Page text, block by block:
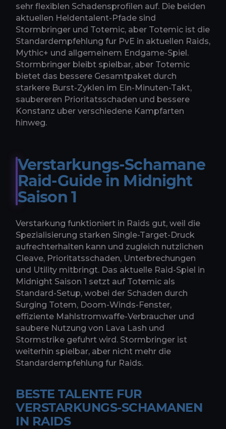
sehr flexiblen Schadensprofilen auf. Die beiden
aktuellen Heldentalent-Pfade sind
Stormbringer und Totemic, aber Totemic ist die
Standardempfehlung fur PvE in aktuellen Raids,
Mythic+ und allgemeinem Endgame-Spiel.
Stormbringer bleibt spielbar, aber Totemic
bietet das bessere Gesamtpaket durch
starkere Burst-Zyklen im Ein-Minuten-Takt,
saubereren Prioritatsschaden und bessere
Konstanz uber verschiedene Kampfarten
hinweg.
Verstarkungs-Schamane
Raid-Guide in Midnight
Saison 1
Verstarkung funktioniert in Raids gut, weil die
Spezialisierung starken Single-Target-Druck
aufrechterhalten kann und zugleich nutzlichen
Cleave, Prioritatsschaden, Unterbrechungen
und Utility mitbringt. Das aktuelle Raid-Spiel in
Midnight Saison 1 setzt auf Totemic als
Standard-Setup, wobei der Schaden durch
Surging Totem, Doom-Winds-Fenster,
effiziente Mahlstromwaffe-Verbraucher und
saubere Nutzung von Lava Lash und
Stormstrike gefuhrt wird. Stormbringer ist
weiterhin spielbar, aber nicht mehr die
Standardempfehlung fur Raids.
BESTE TALENTE FUR
VERSTARKUNGS-SCHAMANEN
IN RAIDS